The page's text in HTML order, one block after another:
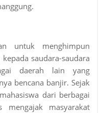
untuk menghimpun
saudara-saudara
daerah lain yang
bencana banjir. Sejak
dari berbagai
mengajak masyarakat